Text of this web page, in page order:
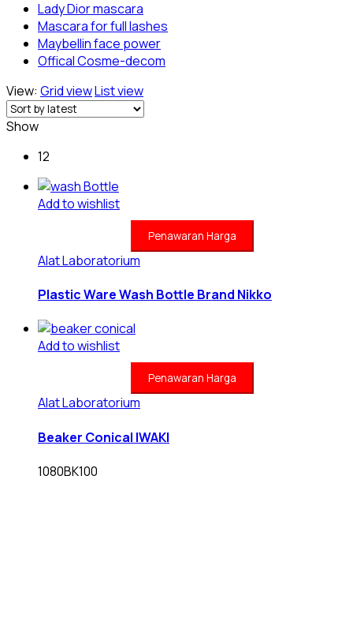
Lady Dior mascara
Mascara for full lashes
Maybellin face power
Offical Cosme-decom
View: Grid viewList view
Show
12
Add to wishlist
Penawaran Harga
Alat Laboratorium
Plastic Ware Wash Bottle Brand Nikko
Add to wishlist
Penawaran Harga
Alat Laboratorium
Beaker Conical IWAKI
1080BK100